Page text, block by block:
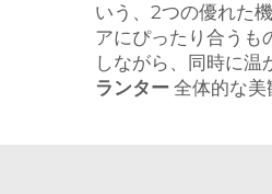
いう、2つの優れた
アにぴったり合うも
しながら、同時に温
ランター 全体的な美